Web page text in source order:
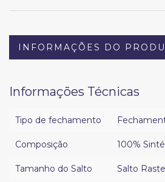
INFORMAÇÕES DO
Informações Técnicas
Tipo de fechamento
Composição 100%
Tamanho do Salto Salto